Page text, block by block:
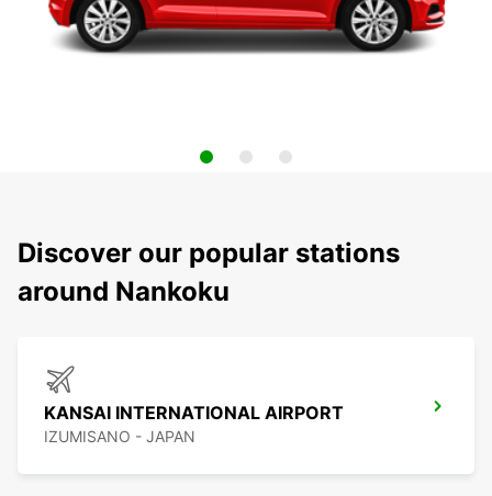
Discover our popular stations
around Nankoku
KANSAI INTERNATIONAL AIRPORT
IZUMISANO - JAPAN